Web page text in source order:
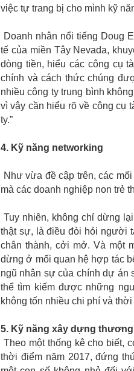
việc tự trang bị cho mình kỹ
Doanh nhân nổi tiếng Doug
tế của miền Tây Nevada,
dòng tiền, hiểu các công cụ
chính và cách thức chúng
nhiều công ty trung bình
vì vậy cần hiểu rõ về công cụ
ty.”
4. Kỹ năng networking
Như vừa đề cập trên, các
mà các doanh nghiệp non trẻ
Tuy nhiên, không chỉ dừng
thật sự, là điều đòi hỏi người
chân thành, cởi mở. Và một
dừng ở mối quan hệ hợp tác
ngũ nhân sự của chính dự án
thể tìm kiếm được những
không tốn nhiều chi phí và
5. Kỹ năng xây dựng
Theo một thống kê cho biết,
thời điểm năm 2017, đứng